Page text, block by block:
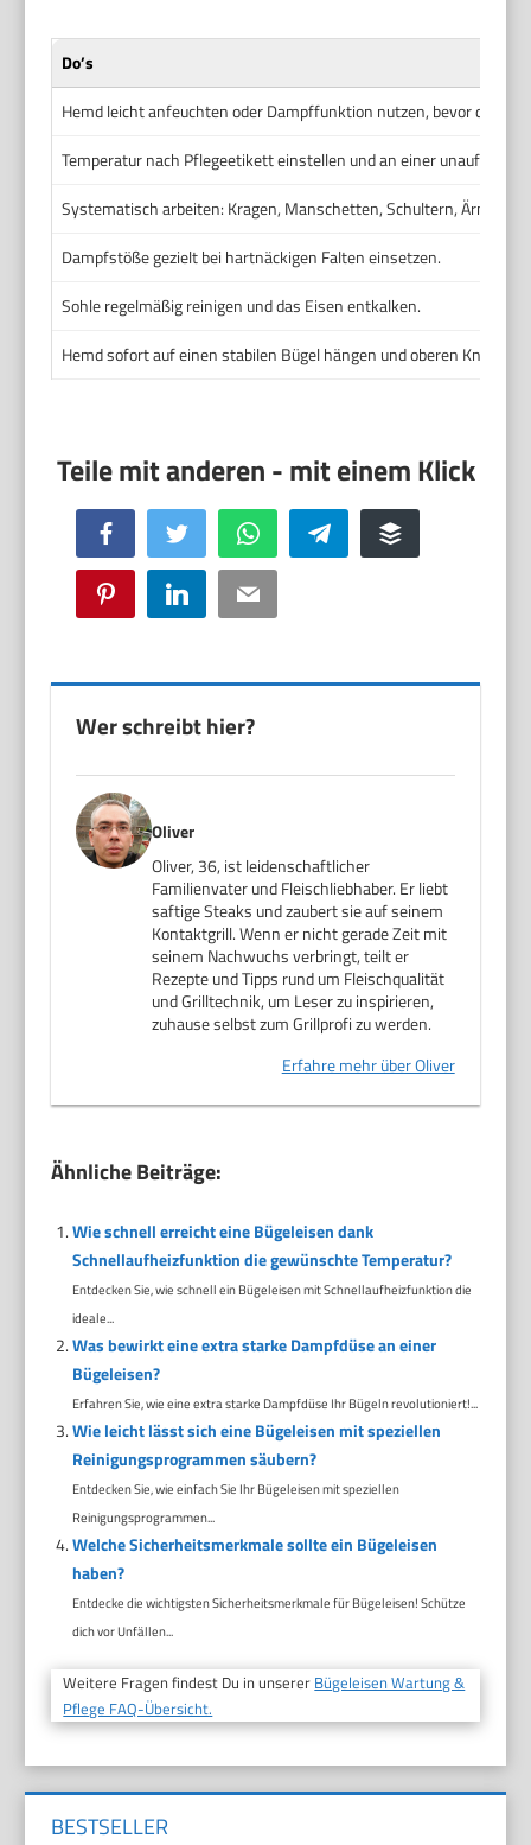
Do’s
Hemd leicht anfeuchten oder Dampffunktion nutzen, bevor du
Temperatur nach Pflegeetikett einstellen und an einer
Systematisch arbeiten: Kragen, Manschetten, Schultern, Ärmel,
Dampfstöße gezielt bei hartnäckigen Falten einsetzen.
Sohle regelmäßig reinigen und das Eisen entkalken.
Hemd sofort auf einen stabilen Bügel hängen und oberen Knopf
Facebook Twitter WhatsApp Telegram Buffer
Pinterest LinkedIn Email
Wer schreibt hier?
Oliver
Oliver, 36, ist leidenschaftlicher
Familienvater und Fleischliebhaber. Er liebt
saftige Steaks und zaubert sie auf seinem
Kontaktgrill. Wenn er nicht gerade Zeit mit
seinem Nachwuchs verbringt, teilt er
Rezepte und Tipps rund um Fleischqualität
und Grilltechnik, um Leser zu inspirieren,
zuhause selbst zum Grillprofi zu werden.
Erfahre mehr über Oliver
Ähnliche Beiträge:
Wie schnell erreicht eine Bügeleisen dank
Schnellaufheizfunktion die gewünschte Temperatur?
Entdecken Sie, wie schnell ein Bügeleisen mit Schnellaufheizfunktion die
ideale...
Was bewirkt eine extra starke Dampfdüse an einer
Bügeleisen?
Erfahren Sie, wie eine extra starke Dampfdüse Ihr Bügeln revolutioniert!...
Wie leicht lässt sich eine Bügeleisen mit speziellen
Reinigungsprogrammen säubern?
Entdecken Sie, wie einfach Sie Ihr Bügeleisen mit speziellen
Reinigungsprogrammen...
Welche Sicherheitsmerkmale sollte ein Bügeleisen
haben?
Entdecke die wichtigsten Sicherheitsmerkmale für Bügeleisen! Schütze
dich vor Unfällen...
Weitere Fragen findest Du in unserer Bügeleisen Wartung &
Pflege FAQ-Übersicht.
BESTSELLER